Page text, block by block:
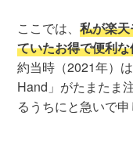
ここでは、私が楽
ていたお得で便利
約当時（2021年）
Hand」がたまたま
るうちにと急いで申